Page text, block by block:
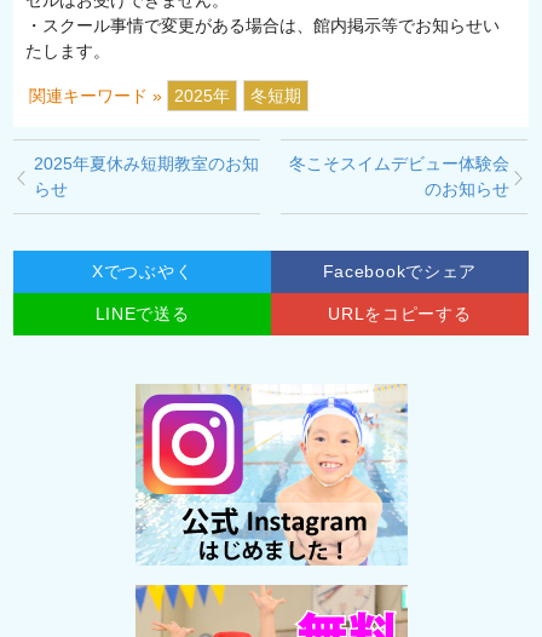
・スクール事情で変更がある場合は、館内掲示等でお知らせい
たします。
関連キーワード » 2025年 冬短期
2025年夏休み短期教室のお知
らせ
冬こそスイムデビュー体験会
のお知らせ
Xでつぶやく Facebookでシェア
LINEで送る URLをコピーする